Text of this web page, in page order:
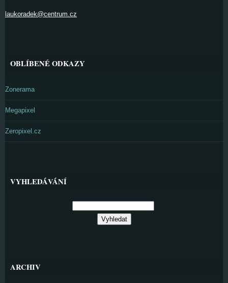
laukoradek@centrum.cz
OBLÍBENÉ ODKAZY
Zonerama
Megapixel
Zeropixel.cz
VYHLEDÁVÁNÍ
ARCHIV